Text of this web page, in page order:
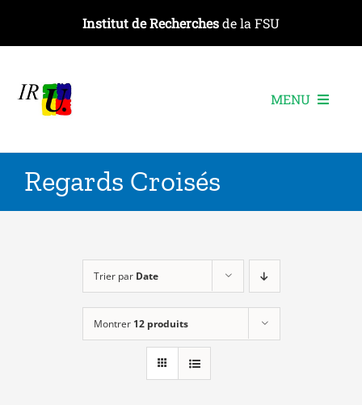
contenu
Institut de Recherchesde la FSU
MENU
Les recherches
Les événements
Regards Croisés
Trier par Date
Montrer 12 produits